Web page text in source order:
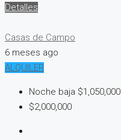
Detalles
Casas de Campo
6 meses ago
ALQUILER
Noche baja $1,050,000
$2,000,000